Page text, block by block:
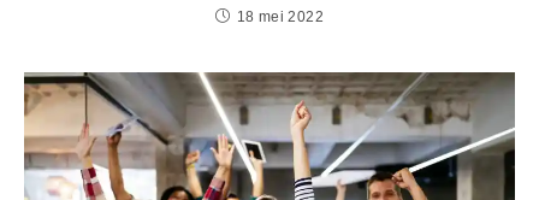
18 mei 2022